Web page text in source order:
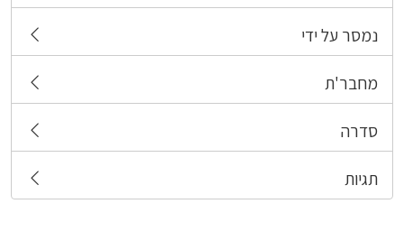
נמסר על ידי
מחבר'ת
סדרה
תגיות